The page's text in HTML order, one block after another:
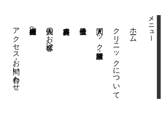
アクセス・お問い合わせ 企業内担当者様へ 個人のお客様へ 人間ドック・健康診断 クリニックについて ホーム